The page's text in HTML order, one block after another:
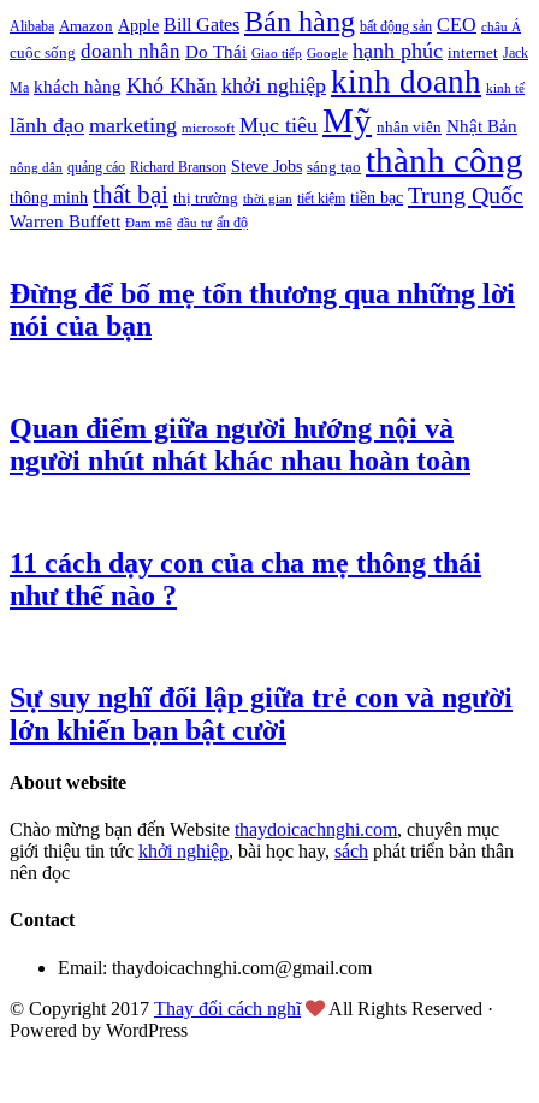
Alibaba Amazon Apple Bill Gates Bán hàng bất động sản CEO châu Á
cuộc sống doanh nhân Do Thái Giao tiếp Google hạnh phúc internet Jack
Ma khách hàng Khó Khăn khởi nghiệp kinh doanh kinh tế
lãnh đạo marketing microsoft Mục tiêu Mỹ nhân viên Nhật Bản
nông dân quảng cáo Richard Branson Steve Jobs sáng tạo thành công
thông minh thất bại thị trường thời gian tiết kiệm tiền bạc Trung Quốc
Warren Buffett Đam mê đầu tư ấn độ
Đừng để bố mẹ tổn thương qua những lời
nói của bạn
Quan điểm giữa người hướng nội và
người nhút nhát khác nhau hoàn toàn
11 cách dạy con của cha mẹ thông thái
như thế nào ?
Sự suy nghĩ đối lập giữa trẻ con và người
lớn khiến bạn bật cười
About website
Chào mừng bạn đến Website thaydoicachnghi.com, chuyên mục
giới thiệu tin tức khởi nghiệp, bài học hay, sách phát triển bản thân
nên đọc
Contact
Email: thaydoicachnghi.com@gmail.com
© Copyright 2017 Thay đổi cách nghĩ
All Rights Reserved ·
Powered by WordPress